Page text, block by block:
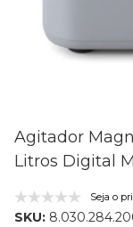
Agitador
Litros Digital
Seja o
SKU: